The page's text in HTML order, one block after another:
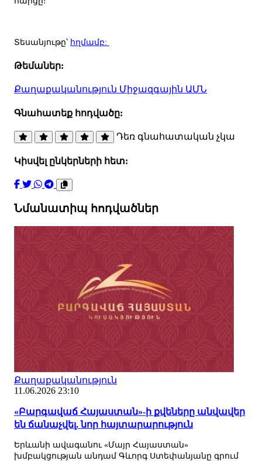
Տեսանյութը՝ հղմամբ:
Թեմաներ:
Քաղաքականություն Միջազգային ԱՄՆ
Գնահատեք հոդվածը:
Դեռ գնահատական չկա
Կիսվել ընկերների հետ:
Նմանատիպ հոդվածներ
Քաղաքականություն
11.06.2026 23:10
«Բարգավաճ Հայաստան»-ի քվեները անվավեր
են ճանաչվել. նոր հայտարարություն
Երևանի ավագանու «Մայր Հայաստան»
խմբակցության անդամ Գևորգ Ստեփանյանը գրում